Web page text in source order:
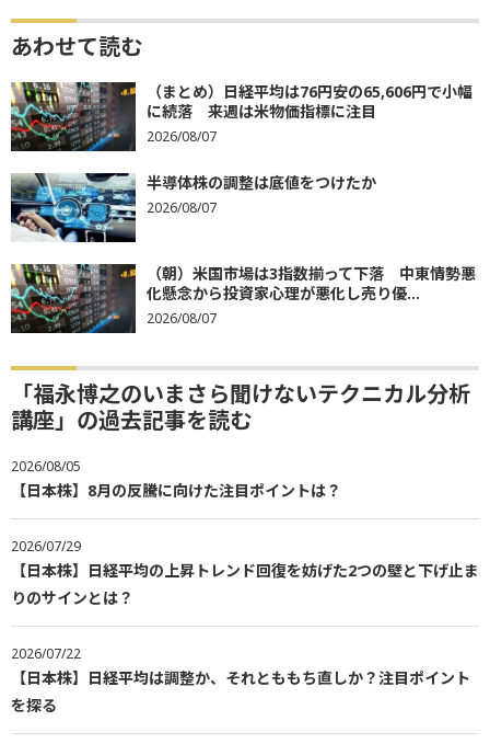
あわせて読む
（まとめ）日経平均は76円安の65,606円で小幅
に続落 来週は米物価指標に注目
2026/08/07
半導体株の調整は底値をつけたか
2026/08/07
（朝）米国市場は3指数揃って下落 中東情勢悪
化懸念から投資家心理が悪化し売り優...
2026/08/07
「福永博之のいまさら聞けないテクニカル分析
講座」の過去記事を読む
2026/08/05
【日本株】8月の反騰に向けた注目ポイントは？
2026/07/29
【日本株】日経平均の上昇トレンド回復を妨げた2つの壁と下げ止ま
りのサインとは？
2026/07/22
【日本株】日経平均は調整か、それとももち直しか？注目ポイント
を探る